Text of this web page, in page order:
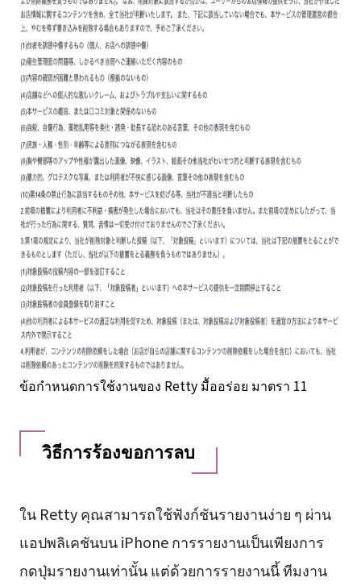
ข้อกำหนดการใช้งานของ Retty มื้ออร่อย มาตรา 11
วิธีการร้องขอการลบ
ใน Retty คุณสามารถใช้ฟังก์ชันรายงานง่าย ๆ ผ่าน
แอปพลิเคชันบน iPhone การรายงานเป็นเพียงการ
กดปุ่มรายงานเท่านั้น แต่ด้วยการรายงานนี้ ทีมงาน